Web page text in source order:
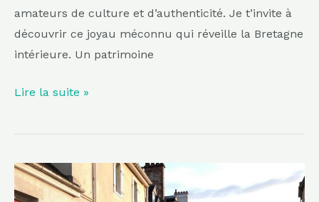
amateurs de culture et d’authenticité. Je t’invite à
découvrir ce joyau méconnu qui réveille la Bretagne
intérieure. Un patrimoine
Lire la suite »
Moins
chère